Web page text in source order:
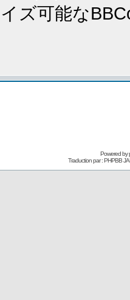
ズ可能な
Powered by
Traduction par : PHPBB